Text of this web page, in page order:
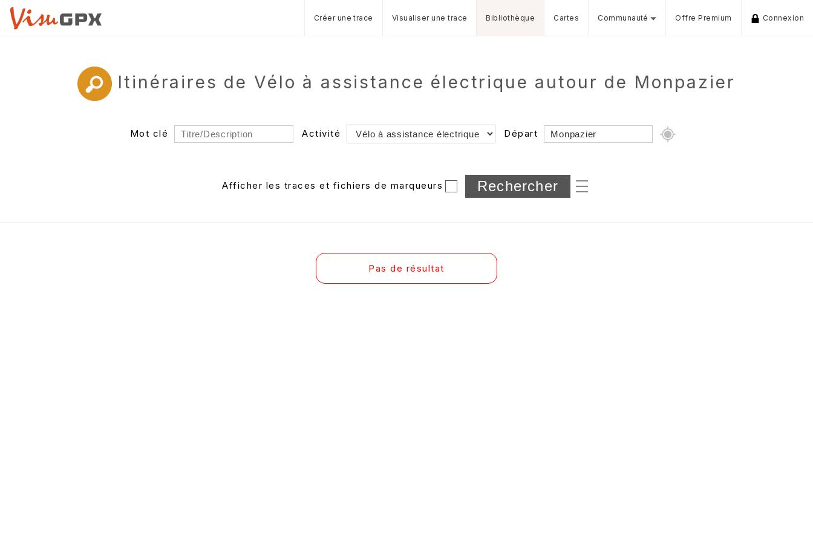
Créer une trace Visualiser une trace Bibliothèque Cartes Communauté Offre Premium Connexion
Itinéraires de Vélo à assistance électrique autour de Monpazier
Mot clé Activité Départ
Auteur
Dossier et sous-dossiers
Horodatage Photos
Afficher les traces et fichiers de marqueurs
Pas de résultat